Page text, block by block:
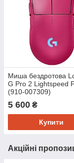
Миша бездротова
G Pro 2 Lightspeed
(910-007309)
5 600 ₴
Купити
Акційні